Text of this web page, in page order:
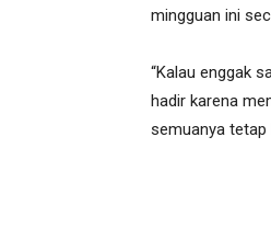
mingguan ini
“Kalau enggak
hadir karena
semuanya tetap